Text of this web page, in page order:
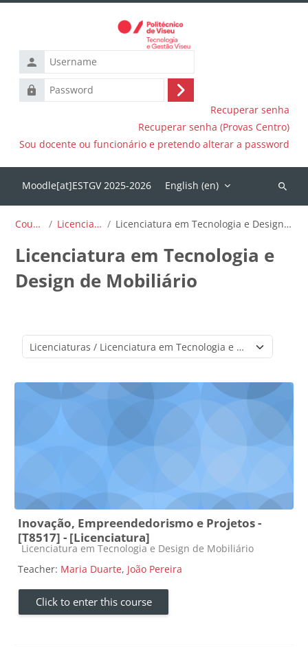
Username
Password
Log
Recuperar senha
Recuperar senha (Provas Centro)
Sou docente ou funcionário e pretendo alterar a password
English ‎(en)‎
Search
Courses Licenciaturas Licenciatura em Tecnologia e Design de Mobiliário
Licenciatura em Tecnologia e
Design de Mobiliário
Course categories
Inovação, Empreendedorismo e Projetos -
[T8517] - [Licenciatura]
Course category
Licenciatura em Tecnologia e Design de Mobiliário
Teacher: Maria Duarte, João Pereira
Click to enter this course